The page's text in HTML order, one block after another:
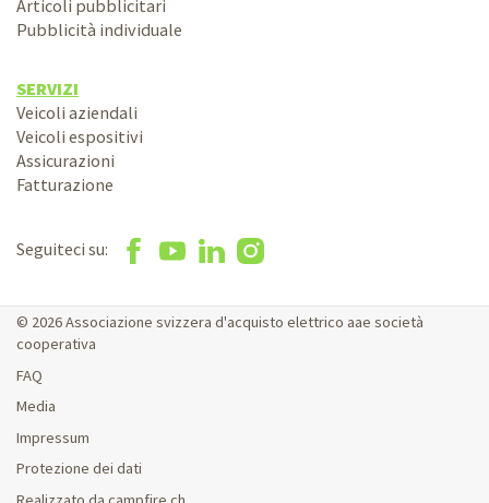
Articoli pubblicitari
Pubblicità individuale
SERVIZI
Veicoli aziendali
Veicoli espositivi
Assicurazioni
Fatturazione
Seguiteci su:
© 2026 Associazione svizzera d'acquisto elettrico aae società
cooperativa
FAQ
Media
Impressum
Protezione dei dati